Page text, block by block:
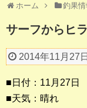
ホーム 釣果情
サーフからヒ
2014年11月27
■日付：11月27日
■天気：晴れ
陸っぱりルアー
船・ボート釣り